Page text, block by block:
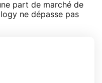
part de marché de
ne dépasse pas